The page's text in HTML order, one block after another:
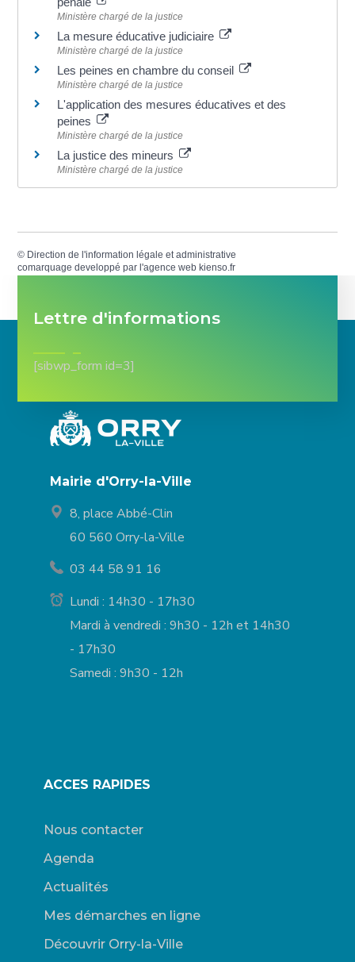
Ministère chargé de la justice
La mesure éducative judiciaire
Ministère chargé de la justice
Les peines en chambre du conseil
Ministère chargé de la justice
L'application des mesures éducatives et des
peines
Ministère chargé de la justice
La justice des mineurs
Ministère chargé de la justice
© Direction de l'information légale et administrative
comarquage developpé par l'agence web kienso.fr
Lettre d'informations
[sibwp_form id=3]
Mairie d'Orry-la-Ville
8, place Abbé-Clin
60 560 Orry-la-Ville
03 44 58 91 16
Lundi : 14h30 - 17h30
Mardi à vendredi : 9h30 - 12h et 14h30
- 17h30
Samedi : 9h30 - 12h
ACCES RAPIDES
Nous contacter
Agenda
Actualités
Mes démarches en ligne
Découvrir Orry-la-Ville